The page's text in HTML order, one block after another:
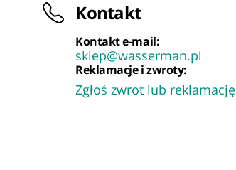
Kontakt
Kontakt e-mail:
sklep@wasserman.pl
Reklamacje i zwroty:
Zgłoś zwrot lub reklamację